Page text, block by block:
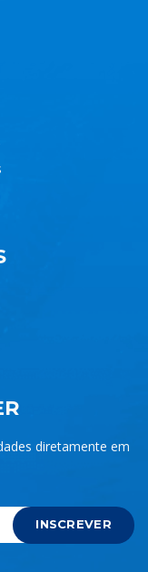
diretamente em
INSCREVER